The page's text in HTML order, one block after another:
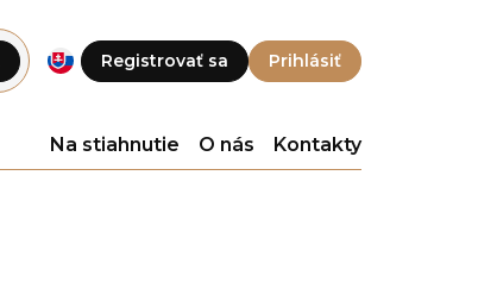
Registrovať sa Prihlásiť
Na stiahnutie O nás Kontakty